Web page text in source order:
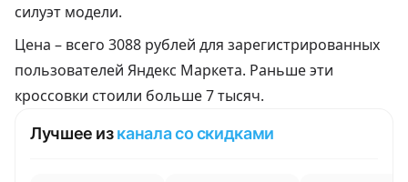
силуэт модели.
Цена – всего 3088 рублей для зарегистрированных
пользователей Яндекс Маркета. Раньше эти
кроссовки стоили больше 7 тысяч.
Лучшее изканала со скидками